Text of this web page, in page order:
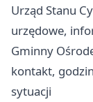
Urząd Stanu
urzędowe,
Gminny
kontakt,
sytuacji